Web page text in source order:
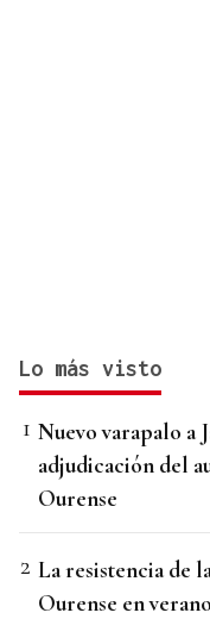
Lo más visto
Nuevo varapalo a
adjudicación del
Ourense
La resistencia de
Ourense en